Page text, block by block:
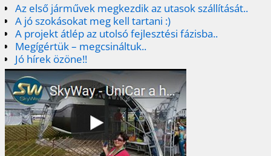
Az első járművek megkezdik az utasok szállítását..
A jó szokásokat meg kell tartani :)
A projekt átlép az utolsó fejlesztési fázisba..
Megígértük – megcsináltuk..
Jó hírek özöne!!